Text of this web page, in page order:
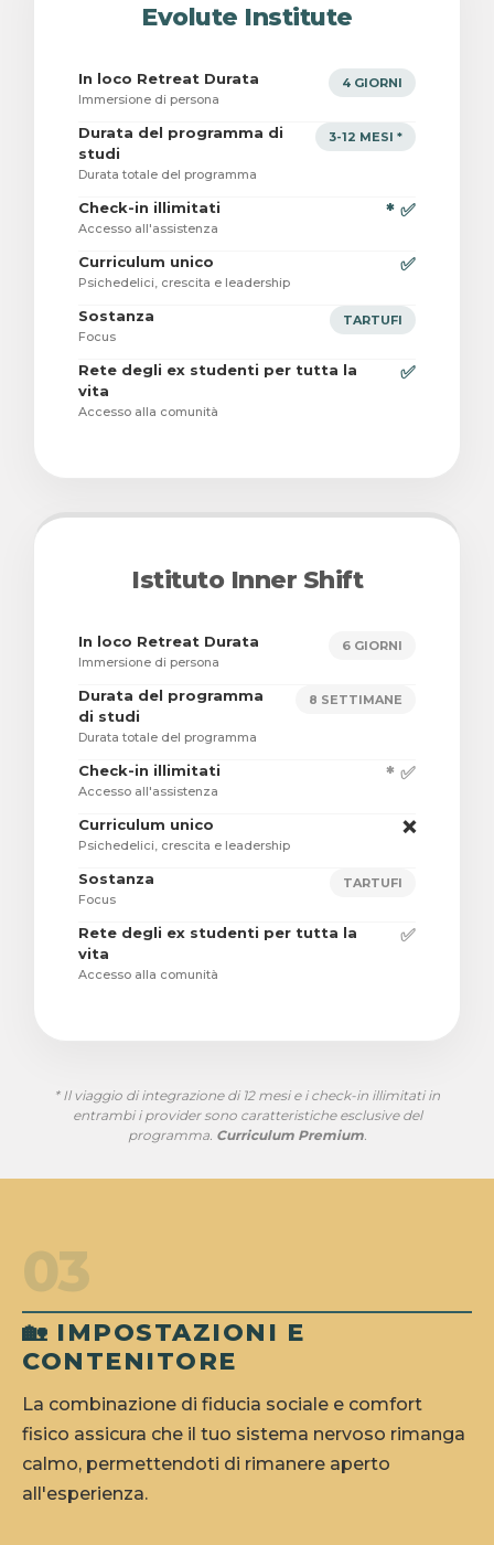
Evolute Institute
In loco Retreat Durata
Immersione di persona
4 GIORNI
Durata del programma di
studi
Durata totale del programma
3-12 MESI *
Check-in illimitati
Accesso all'assistenza
* ✅
Curriculum unico
Psichedelici, crescita e leadership
✅
Sostanza
Focus
TARTUFI
Rete degli ex studenti per tutta la
vita
Accesso alla comunità
✅
Istituto Inner Shift
In loco Retreat Durata
Immersione di persona
6 GIORNI
Durata del programma
di studi
Durata totale del programma
8 SETTIMANE
Check-in illimitati
Accesso all'assistenza
* ✅
Curriculum unico
Psichedelici, crescita e leadership
❌
Sostanza
Focus
TARTUFI
Rete degli ex studenti per tutta la
vita
Accesso alla comunità
✅
* Il viaggio di integrazione di 12 mesi e i check-in illimitati in
entrambi i provider sono caratteristiche esclusive del
programma. Curriculum Premium.
03
🏡 IMPOSTAZIONI E
CONTENITORE
La combinazione di fiducia sociale e comfort
fisico assicura che il tuo sistema nervoso rimanga
calmo, permettendoti di rimanere aperto
all'esperienza.